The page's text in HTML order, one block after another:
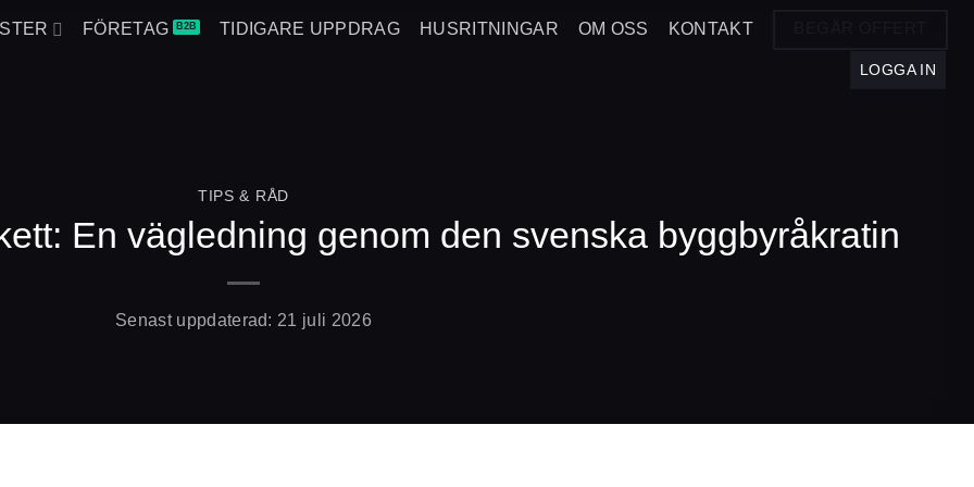
FÖRETAG TIDIGARE UPPDRAG HUSRITNINGAR OM OSS KONTAKT
LOGGA IN
TIPS & RÅD
En vägledning genom den svenska byggbyråkratin
Senast uppdaterad: 21 juli 2026